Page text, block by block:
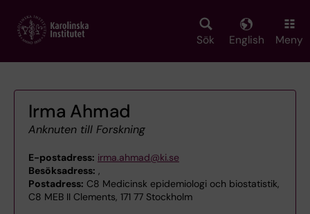
main
Sök English Meny
Irma Ahmad
Anknuten till Forskning
E-postadress: irma.ahmad@ki.se
Besöksadress: ,
Postadress: C8 Medicinsk epidemiologi och biostatistik,
C8 MEB II Clements, 171 77 Stockholm